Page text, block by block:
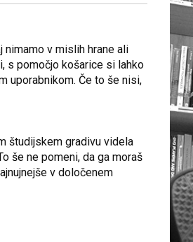
nimamo v mislih hrane ali
s pomočjo košarice si lahko
uporabnikom. Če to še nisi,
študijskem gradivu videla
še ne pomeni, da ga moraš
v določenem